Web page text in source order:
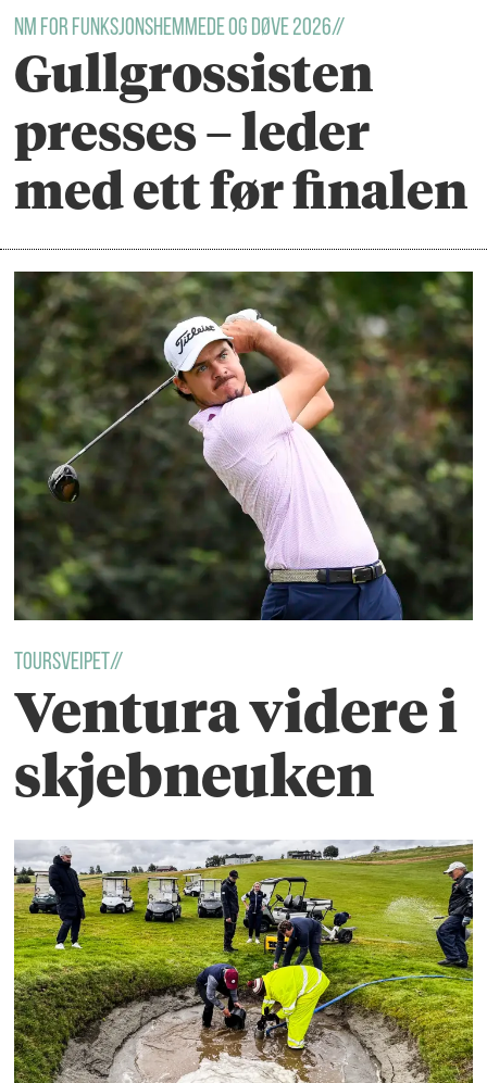
NM For funksjonshemmede og døve 2026//
Gullgrossisten
presses – leder
med ett før finalen
Toursveipet//
Ventura videre i
skjebneuken